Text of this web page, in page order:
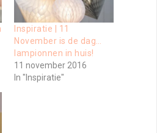
Inspiratie | 11
November is de dag…
lampionnen in huis!
11 november 2016
In "Inspiratie"